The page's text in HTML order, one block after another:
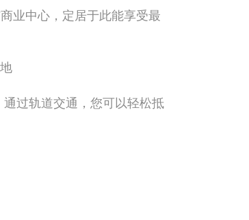
业中心，定居于此能享受最
通过轨道交通，您可以轻松抵